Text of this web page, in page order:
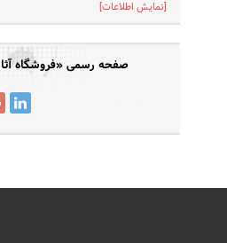
[نمایش اطلاعات]
صفحه رسمی «فروشگاه